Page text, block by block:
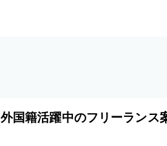
外国籍活躍中のフリーランス